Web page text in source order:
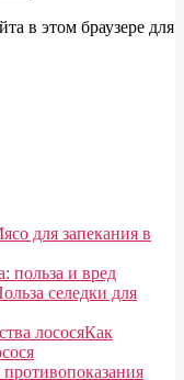
в этом браузере для
для запекания в
польза и вред
селедки для
Как